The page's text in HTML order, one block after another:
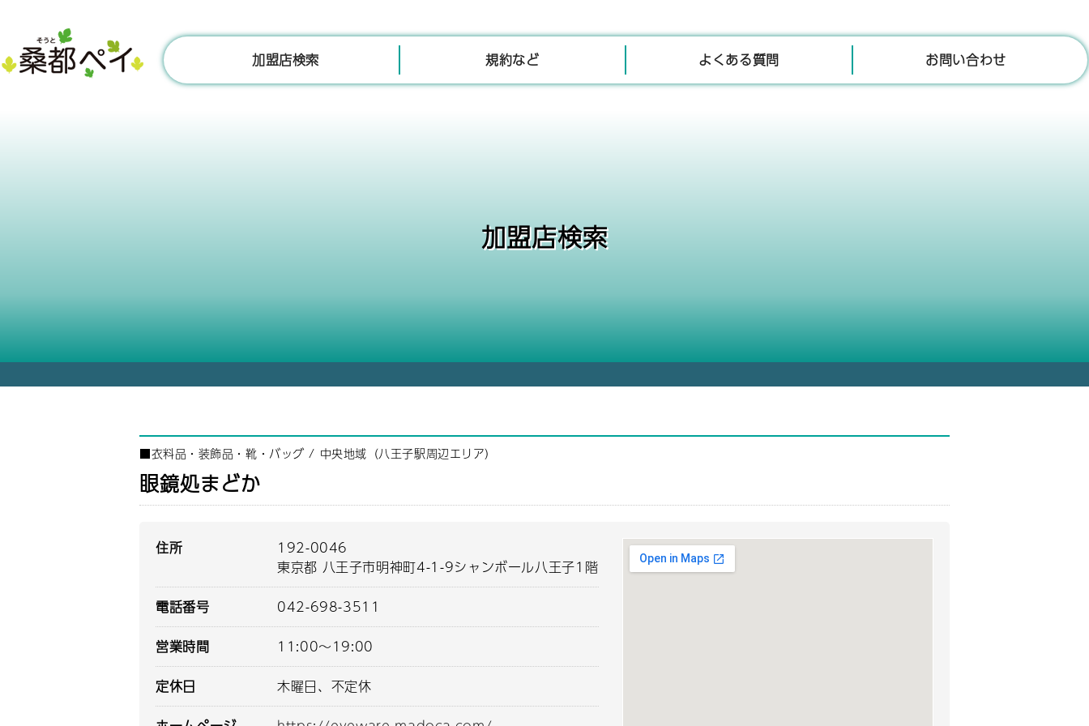
ン
加盟店検索 規約など よくある質問 お問い合わせ
加盟店検索
■衣料品・装飾品・靴・バッグ / 中央地域（八王子駅周辺エリア）
眼鏡処まどか
住所
192-0046
東京都 八王子市明神町4-1-9シャンボール八王子1階
電話番号
042-698-3511
営業時間
11:00～19:00
定休日
木曜日、不定休